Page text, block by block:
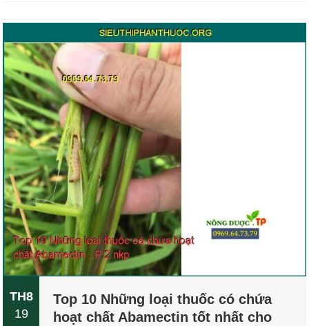
TH8
19
Top 10 Những loại thuốc có chứa
hoạt chất Abamectin tốt nhất cho